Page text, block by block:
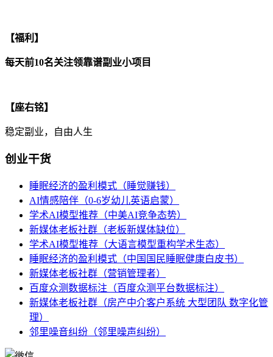
【福利】
每天前10名关注领靠谱副业小项目
【座右铭】
稳定副业，自由人生
创业干货
睡眠经济的盈利模式（睡觉赚钱）
AI情感陪伴（0-6岁幼儿英语启蒙）
学术AI模型推荐（中美AI竞争态势）
新媒体老板社群（老板新媒体缺位）
学术AI模型推荐（大语言模型重构学术生态）
睡眠经济的盈利模式（中国国民睡眠健康白皮书）
新媒体老板社群（营销管理者）
百度众测数据标注（百度众测平台数据标注）
新媒体老板社群（房产中介客户系统 大型团队 数字化管
理）
邻里噪音纠纷（邻里噪声纠纷）